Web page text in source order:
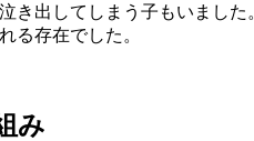
き出してしまう子もいました
る存在でした。
み